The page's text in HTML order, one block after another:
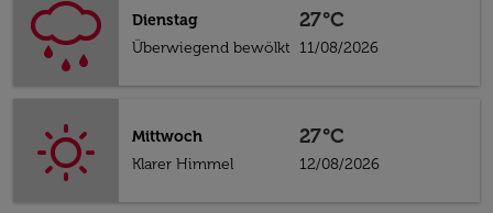
Dienstag
Überwiegend bewölkt
27°C
11/08/2026
Mittwoch
Klarer Himmel
27°C
12/08/2026